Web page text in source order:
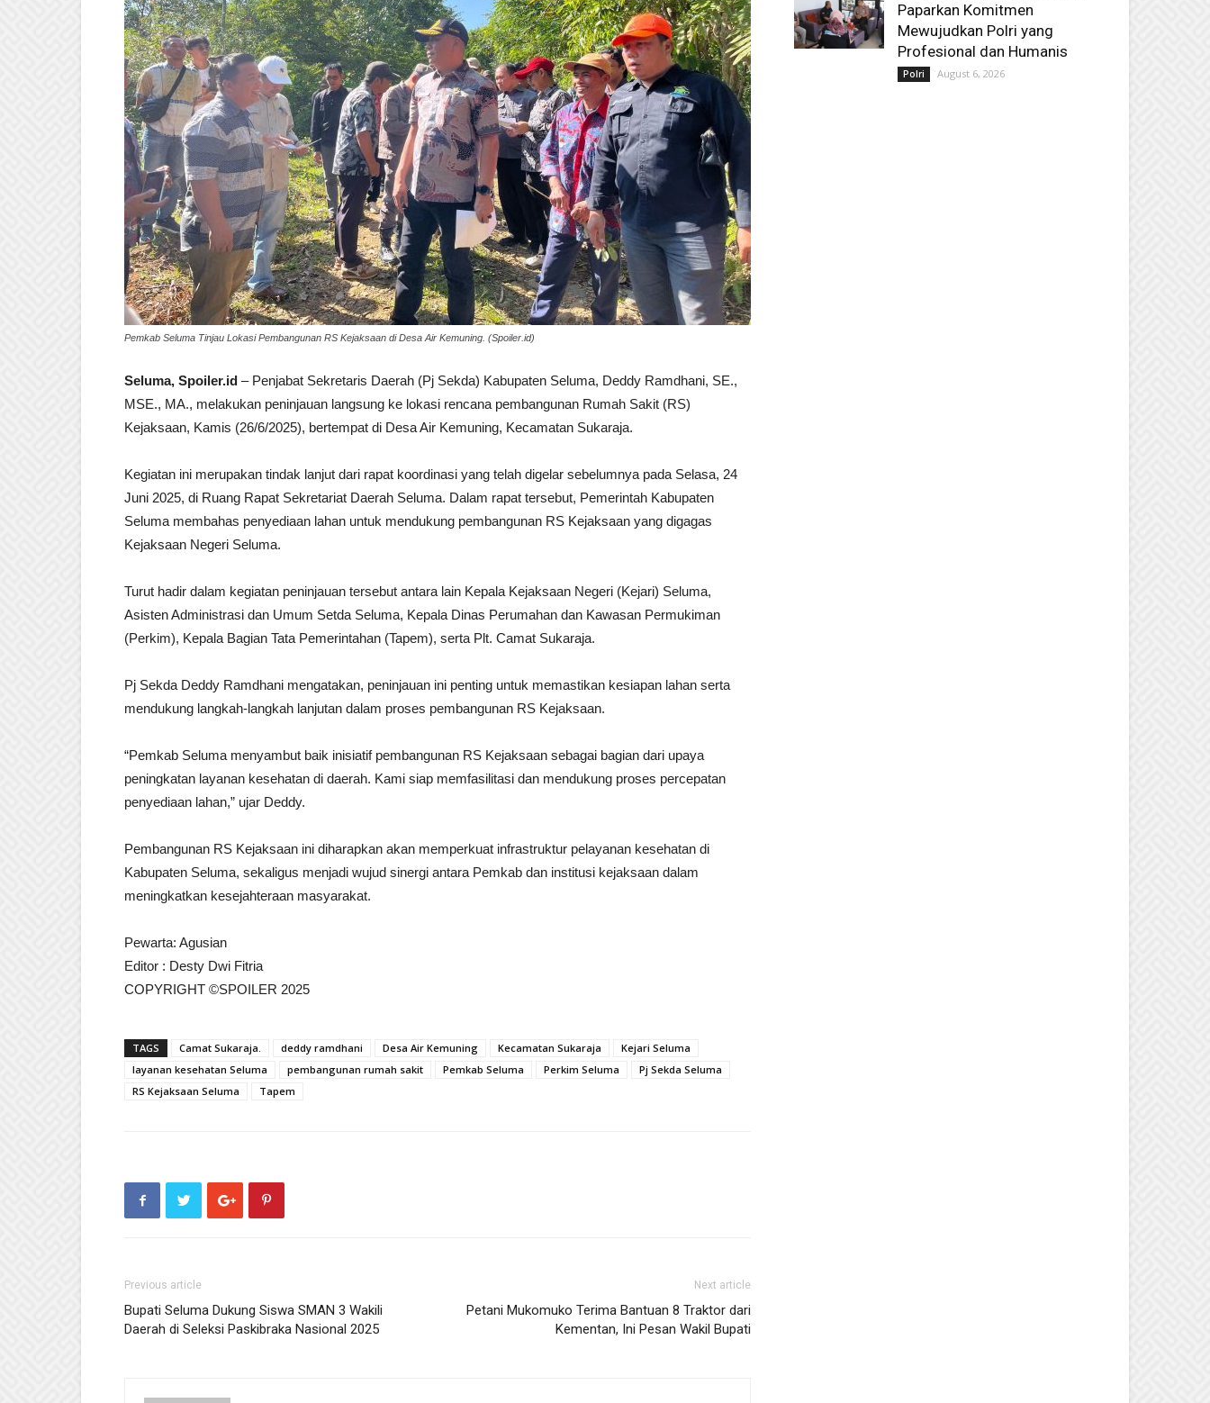
Pemkab Seluma Tinjau Lokasi Pembangunan RS Kejaksaan di Desa Air Kemuning. (Spoiler.id)
Seluma, Spoiler.id – Penjabat Sekretaris Daerah (Pj Sekda) Kabupaten Seluma, Deddy Ramdhani, SE.,
MSE., MA., melakukan peninjauan langsung ke lokasi rencana pembangunan Rumah Sakit (RS)
Kejaksaan, Kamis (26/6/2025), bertempat di Desa Air Kemuning, Kecamatan Sukaraja.
Kegiatan ini merupakan tindak lanjut dari rapat koordinasi yang telah digelar sebelumnya pada Selasa, 24
Juni 2025, di Ruang Rapat Sekretariat Daerah Seluma. Dalam rapat tersebut, Pemerintah Kabupaten
Seluma membahas penyediaan lahan untuk mendukung pembangunan RS Kejaksaan yang digagas
Kejaksaan Negeri Seluma.
Turut hadir dalam kegiatan peninjauan tersebut antara lain Kepala Kejaksaan Negeri (Kejari) Seluma,
Asisten Administrasi dan Umum Setda Seluma, Kepala Dinas Perumahan dan Kawasan Permukiman
(Perkim), Kepala Bagian Tata Pemerintahan (Tapem), serta Plt. Camat Sukaraja.
Pj Sekda Deddy Ramdhani mengatakan, peninjauan ini penting untuk memastikan kesiapan lahan serta
mendukung langkah-langkah lanjutan dalam proses pembangunan RS Kejaksaan.
“Pemkab Seluma menyambut baik inisiatif pembangunan RS Kejaksaan sebagai bagian dari upaya
peningkatan layanan kesehatan di daerah. Kami siap memfasilitasi dan mendukung proses percepatan
penyediaan lahan,” ujar Deddy.
Pembangunan RS Kejaksaan ini diharapkan akan memperkuat infrastruktur pelayanan kesehatan di
Kabupaten Seluma, sekaligus menjadi wujud sinergi antara Pemkab dan institusi kejaksaan dalam
meningkatkan kesejahteraan masyarakat.
Pewarta: Agusian
Editor : Desty Dwi Fitria
COPYRIGHT ©SPOILER 2025
TAGS Camat Sukaraja. deddy ramdhani Desa Air Kemuning Kecamatan Sukaraja
Kejari Seluma
layanan kesehatan Seluma
pembangunan rumah sakit Pemkab Seluma Perkim Seluma
Pj Sekda Seluma
RS Kejaksaan Seluma
Tapem
Previous article
Bupati Seluma Dukung Siswa SMAN 3 Wakili
Daerah di Seleksi Paskibraka Nasional 2025
Next article
Petani Mukomuko Terima Bantuan 8 Traktor dari
Kementan, Ini Pesan Wakil Bupati
Paparkan Komitmen
Mewujudkan Polri yang
Profesional dan Humanis
Polri August 6, 2026